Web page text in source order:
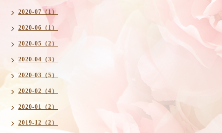
2020-07（1）
2020-06（1）
2020-05（2）
2020-04（3）
2020-03（5）
2020-02（4）
2020-01（2）
2019-12（2）